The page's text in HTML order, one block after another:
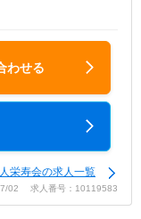
わせる
栄寿会の求人一覧
02 求人番号：10119583